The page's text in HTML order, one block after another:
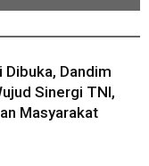
Dandim
Sinergi TNI,
Masyarakat